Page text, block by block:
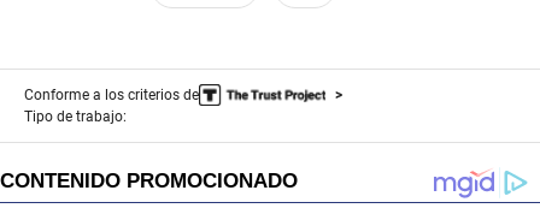
Conforme a los criterios de
Tipo de trabajo: